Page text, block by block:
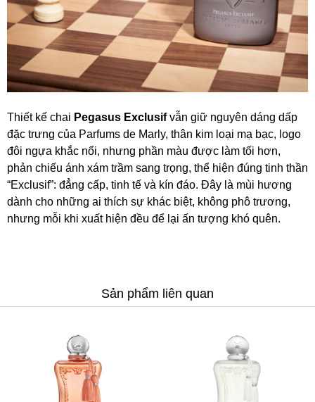
Thiết kế chai Pegasus Exclusifvẫn giữ nguyên dáng dấp
đặc trưng của Parfums de Marly, thân kim loại mạ bạc, logo
đôi ngựa khắc nổi, nhưng phần màu được làm tối hơn,
phản chiếu ánh xám trầm sang trọng, thể hiện đúng tinh thần
“Exclusif”: đẳng cấp, tinh tế và kín đáo. Đây là mùi hương
dành cho những ai thích sự khác biệt, không phô trương,
nhưng mỗi khi xuất hiện đều để lại ấn tượng khó quên.
Sản phẩm liên quan